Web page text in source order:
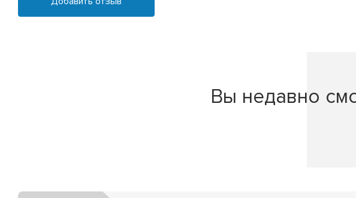
Вы недавно